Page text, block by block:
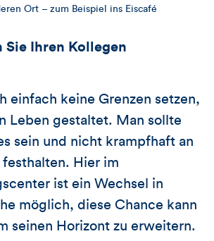
Ort – zum Beispiel ins Eiscafé
Sie Ihren Kollegen
einfach keine Grenzen setzen,
Leben gestaltet. Man sollte
sein und nicht krampfhaft an
festhalten. Hier im
ist ein Wechsel in
möglich, diese Chance kann
seinen Horizont zu erweitern.